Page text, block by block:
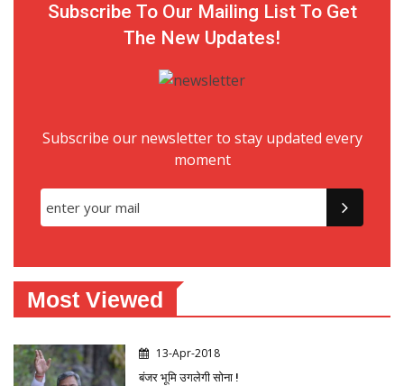
Subscribe To Our Mailing List To Get
The New Updates!
Subscribe our newsletter to stay updated every
moment
Most Viewed
13-Apr-2018
बंजर भूमि उगलेगी सोना !